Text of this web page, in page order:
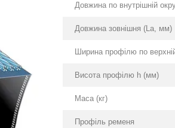
Довжина по внутрішній
Довжина зовнішня (La, мм)
Ширина профілю по
Висота профілю h (мм)
Маса (кг)
Профіль ременя